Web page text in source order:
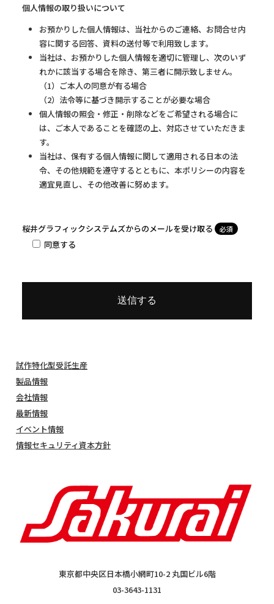
個人情報の取り扱いについて
お預かりした個人情報は、当社からのご連絡、お問合せ内
容に関する回答、資料の送付等で利用致します。
当社は、お預かりした個人情報を適切に管理し、次のいず
れかに該当する場合を除き、第三者に開示致しません。
（1）ご本人の同意が有る場合
（2）法令等に基づき開示することが必要な場合
個人情報の照会・修正・削除などをご希望される場合に
は、ご本人であることを確認の上、対応させていただきま
す。
当社は、保有する個人情報に関して適用される日本の法
令、その他規範を遵守するとともに、本ポリシーの内容を
適宜見直し、その他改善に努めます。
桜井グラフィックシステムズからのメールを受け取る 必須
同意する
東京都中央区日本橋小網町10-2 丸国ビル6階
03-3643-1131
試作特化型受託生産
製品情報
会社情報
最新情報
イベント情報
情報セキュリティ資本方針